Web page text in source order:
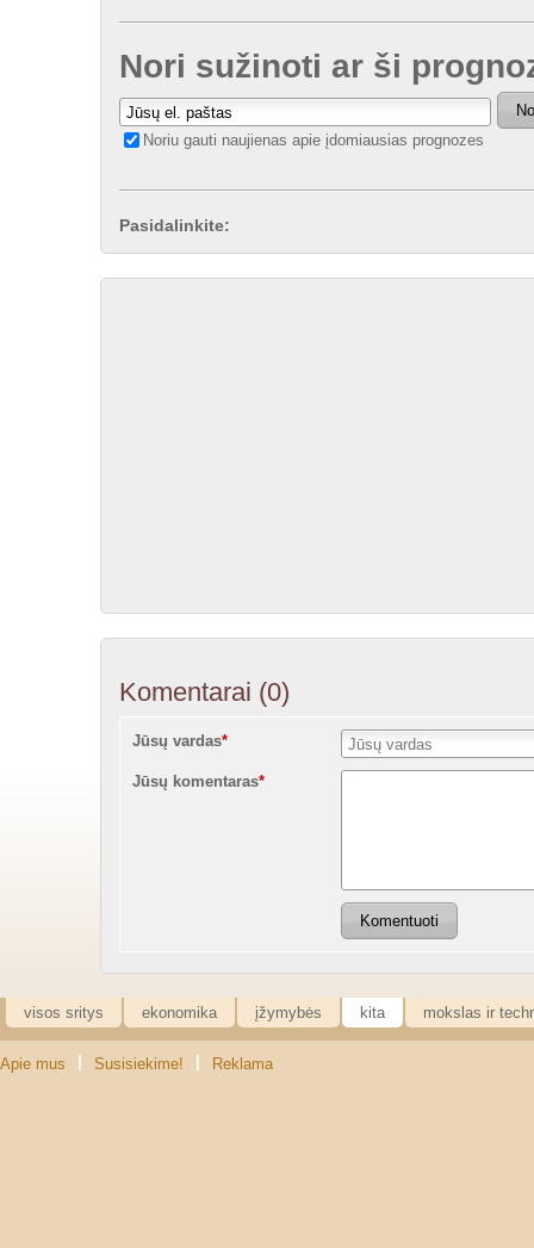
Nori sužinoti ar ši
Noriu gauti naujienas apie įdomiausias prognozes
Pasidalinkite:
Komentarai (0)
Jūsų vardas*
Jūsų komentaras*
Komentuoti
visos sritys ekonomika įžymybės kita mokslas ir
Apie mus Susisiekime! Reklama